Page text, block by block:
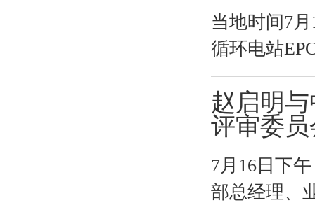
当地时间7
循环电站
赵启明
评审委
7月16日下
部总经理、